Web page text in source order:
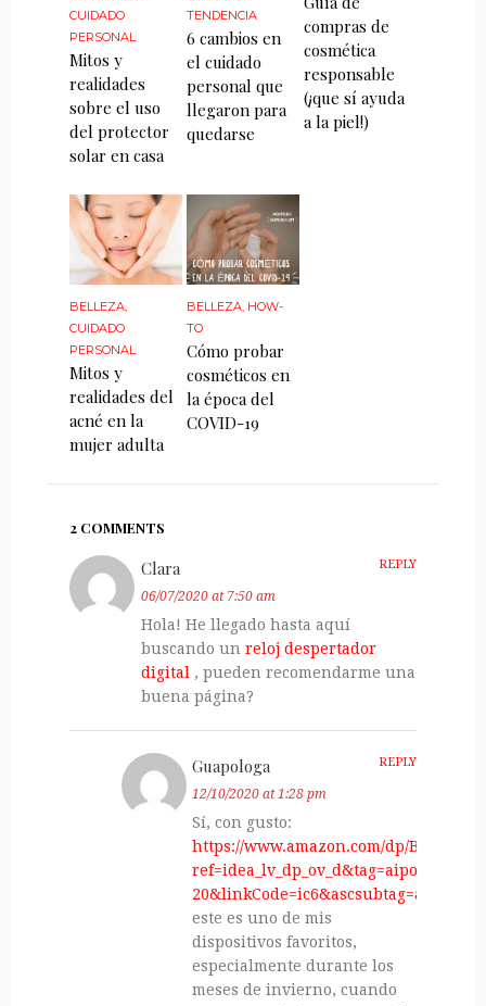
CUIDADO
PERSONAL
Mitos y
realidades
sobre el uso
del protector
solar en casa
TENDENCIA
6 cambios en
el cuidado
personal que
llegaron para
quedarse
compras de
cosmética
responsable
(¡que sí ayuda
a la piel!)
BELLEZA,
CUIDADO
PERSONAL
Mitos y
realidades del
acné en la
mujer adulta
BELLEZA, HOW-
TO
Cómo probar
cosméticos en
la época del
COVID-19
2 COMMENTS
Clara REPLY
06/07/2020 at 7:50 am
Hola! He llegado hasta aquí
buscando unreloj despertador
digital , pueden recomendarme una
buena página?
Guapologa REPLY
12/10/2020 at 1:28 pm
Sí, con gusto:
https://www.amazon.com/dp/
ref=idea_lv_dp_ov_d&tag=aiponsite-
este es uno de mis
dispositivos favoritos,
especialmente durante los
meses de invierno, cuando